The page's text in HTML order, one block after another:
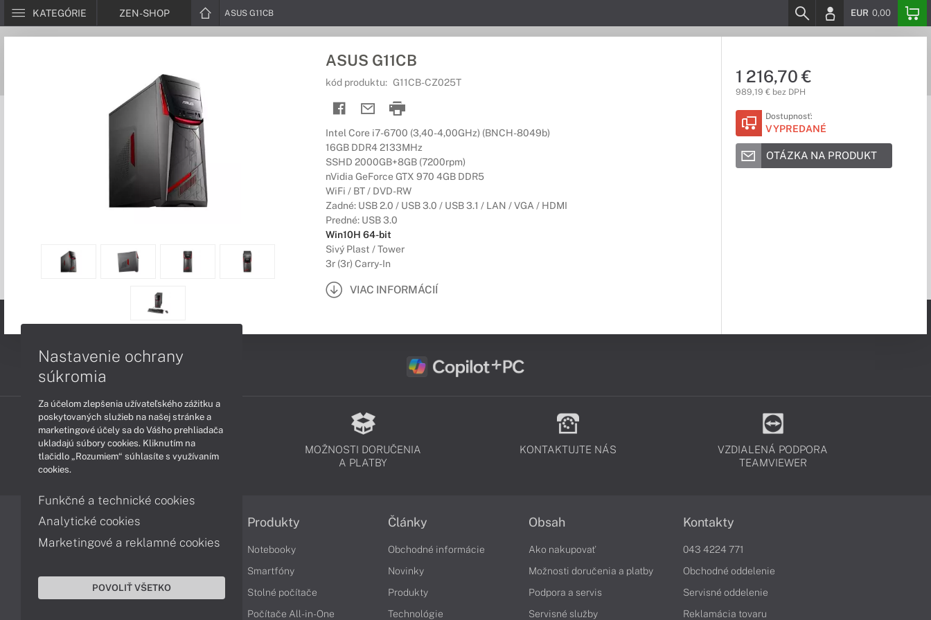
KATEGÓRIE ZEN-SHOP ASUS G11CB EUR 0,00
ASUS G11CB
kód produktu: G11CB-CZ025T
Intel Core i7-6700 (3,40-4,00GHz) (BNCH-8049b)
16GB DDR4 2133MHz
SSHD 2000GB+8GB (7200rpm)
nVidia GeForce GTX 970 4GB DDR5
WiFi / BT / DVD-RW
Zadné: USB 2.0 / USB 3.0 / USB 3.1 / LAN / VGA / HDMI
Predné: USB 3.0
Win10H 64-bit
Sivý Plast / Tower
3r (3r) Carry-In
VIAC INFORMÁCIÍ
1 216,70 €
989,19 € bez DPH
Dostupnosť:
VYPREDANÉ
OTÁZKA NA PRODUKT
PODPORA A SERVIS
MOŽNOSTI DORUČENIA
A PLATBY
KONTAKTUJTE NÁS
VZDIALENÁ PODPORA
TEAMVIEWER
Informácie
Obchodné podmienky
Ochrana osobných údajov
Produkty
Notebooky
Smartfóny
Stolné počítače
Počítače All-in-One
Články
Obchodné informácie
Novinky
Produkty
Technológie
Obsah
Ako nakupovať
Možnosti doručenia a platby
Podpora a servis
Servisné služby
Kontakty
043 4224 771
Obchodné oddelenie
Servisné oddelenie
Reklamácia tovaru
Nastavenie ochrany
súkromia
Za účelom zlepšenia užívateľského zážitku a
poskytovaných služieb na našej stránke a
marketingové účely sa do Vášho prehliadača
ukladajú súbory cookies. Kliknutím na
tlačidlo „Rozumiem“ súhlasíte s využívaním
cookies.
Funkčné a technické cookies
Analytické cookies
Marketingové a reklamné cookies
POVOLIŤ VŠETKO